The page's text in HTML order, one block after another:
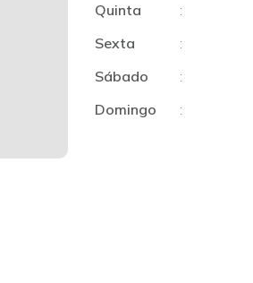
Quinta
:
Sexta
:
Sábado
:
Domingo
: